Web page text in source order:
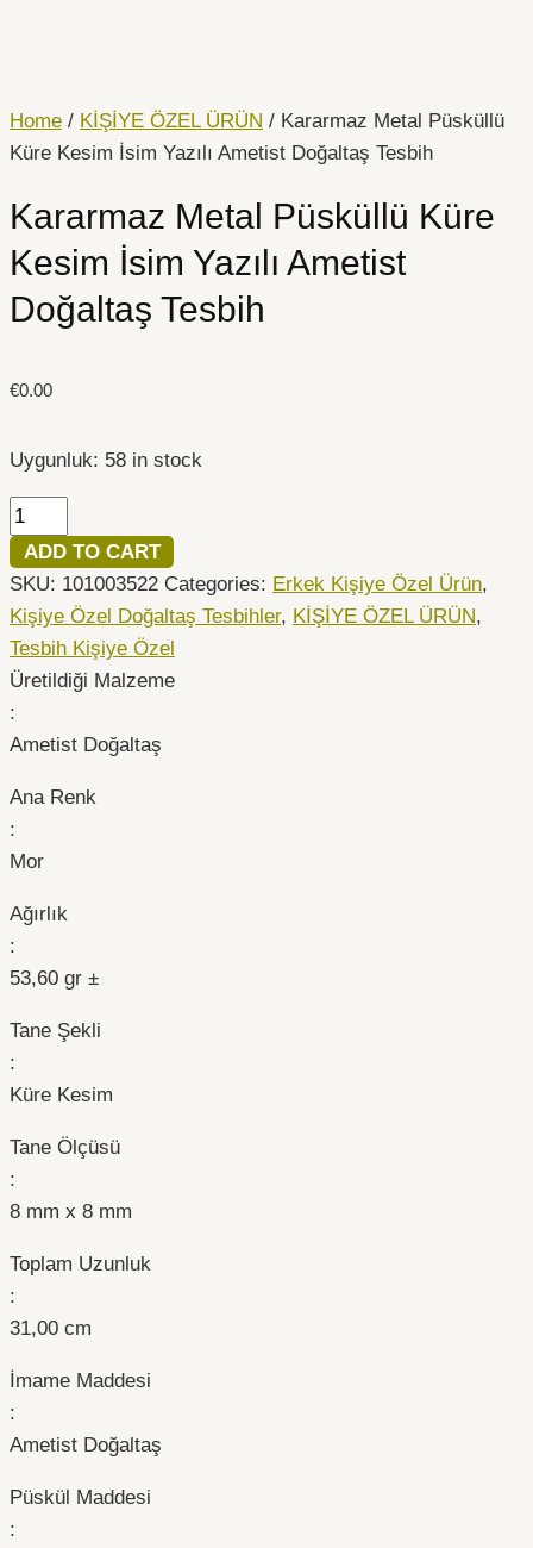
Home / KİŞİYE ÖZEL ÜRÜN / Kararmaz Metal Püsküllü
Küre Kesim İsim Yazılı Ametist Doğaltaş Tesbih
Kararmaz Metal Püsküllü Küre
Kesim İsim Yazılı Ametist
Doğaltaş Tesbih
€0.00
Uygunluk: 58 in stock
Küre
Kesim
Yazılı
Doğaltaş
Tesbih
quantity
ADD TO CART
SKU: 101003522 Categories: Erkek Kişiye Özel Ürün,
Kişiye Özel Doğaltaş Tesbihler, KİŞİYE ÖZEL ÜRÜN,
Tesbih Kişiye Özel
Üretildiği Malzeme
:
Ametist Doğaltaş
Ana Renk
:
Mor
Ağırlık
:
53,60 gr ±
Tane Şekli
:
Küre Kesim
Tane Ölçüsü
:
8 mm x 8 mm
Toplam Uzunluk
:
31,00 cm
İmame Maddesi
:
Ametist Doğaltaş
Püskül Maddesi
: